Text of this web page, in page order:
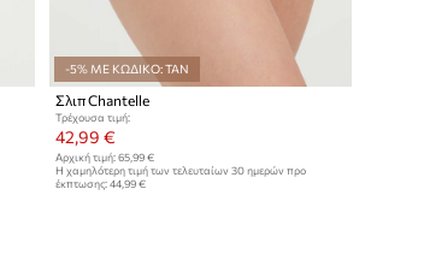
-5% ΜΕ ΚΩΔΙΚΟ: TAN
Σλιπ Chantelle
Τρέχουσα τιμή:
42,99 €
Αρχική τιμή: 65,99 €
Η χαμηλότερη τιμή των τελευταίων 30 ημερών προ
έκπτωσης: 44,99 €